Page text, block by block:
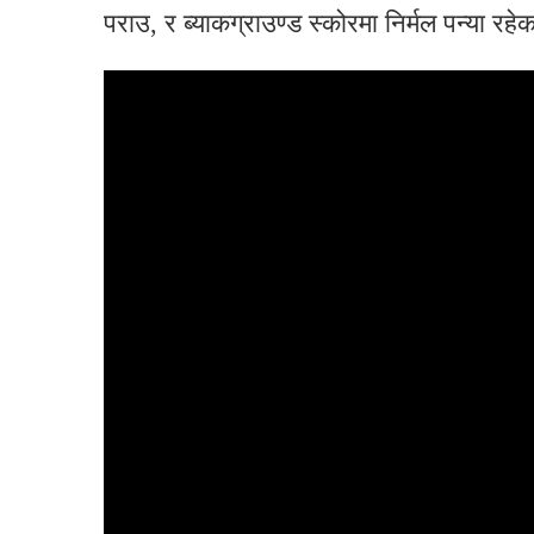
पराउ, र ब्याकग्राउण्ड स्कोरमा निर्मल पन्या